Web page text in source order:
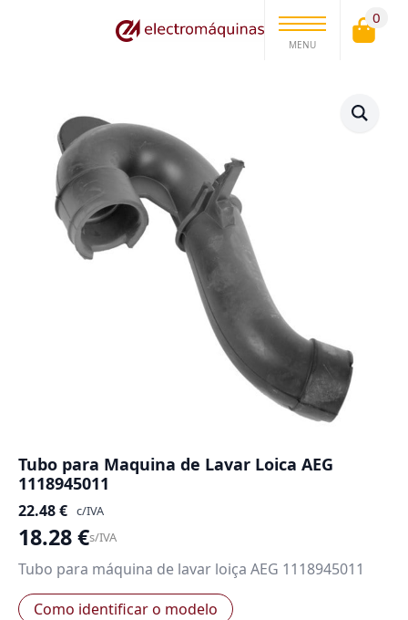
MENU
0
Tubo para Maquina de Lavar Loica AEG
1118945011
22.48€ c/IVA
18.28€s/IVA
Tubo para máquina de lavar loiça AEG 1118945011
Como identificar o modelo